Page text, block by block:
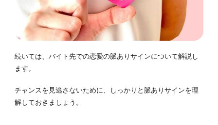
続いては、バイト先での恋愛の脈ありサインについて解説し
ます。
チャンスを見逃さないために、しっかりと脈ありサインを理
解しておきましょう。